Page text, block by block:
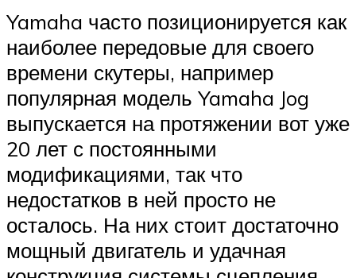
Yamaha часто позиционируется как
наиболее передовые для своего
времени скутеры, например
популярная модель Yamaha Jog
выпускается на протяжении вот уже
20 лет с постоянными
модификациями, так что
недостатков в ней просто не
осталось. На них стоит достаточно
мощный двигатель и удачная